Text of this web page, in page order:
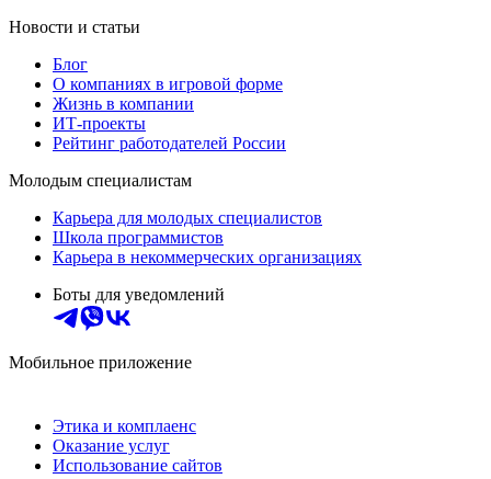
Новости и статьи
Блог
О компаниях в игровой форме
Жизнь в компании
ИТ-проекты
Рейтинг работодателей России
Молодым специалистам
Карьера для молодых специалистов
Школа программистов
Карьера в некоммерческих организациях
Боты для уведомлений
Мобильное приложение
Этика и комплаенс
Оказание услуг
Использование сайтов